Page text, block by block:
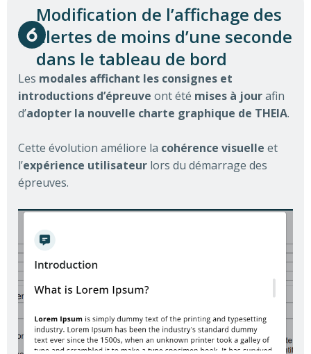
Modification de l’affichage des
alertes de moins d’une seconde
dans le tableau de bord
Les modales affichant les consignes et
introductions d’épreuve ont été mises à jourafin
d’adopter la nouvelle charte graphique de THEIA.
Cette évolution améliore la cohérence visuelle et
l’expérience utilisateur lors du démarrage des
épreuves.